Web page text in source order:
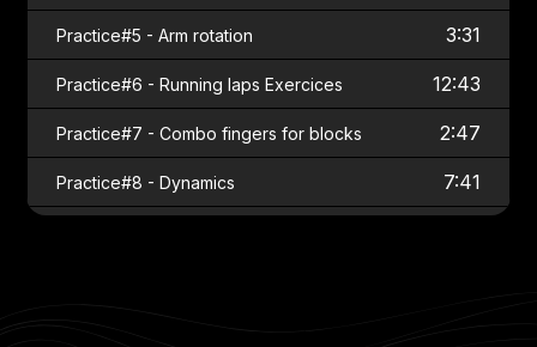
Practice#5 - Arm rotation 3:31
Practice#6 - Running laps Exercices 12:43
Practice#7 - Combo fingers for blocks 2:47
Practice#8 - Dynamics 7:41